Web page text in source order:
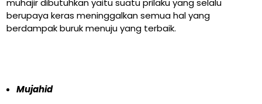
muhajir dibutuhkan yaitu suatu prilaku yang selalu
berupaya keras meninggalkan semua hal yang
berdampak buruk menuju yang terbaik.
Mujahid